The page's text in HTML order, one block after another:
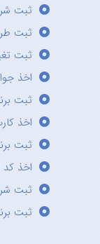
ثبت
ثبت
ثبت
اخذ
ثبت
اخذ
ثبت
اخذ کد
ثبت
ثبت